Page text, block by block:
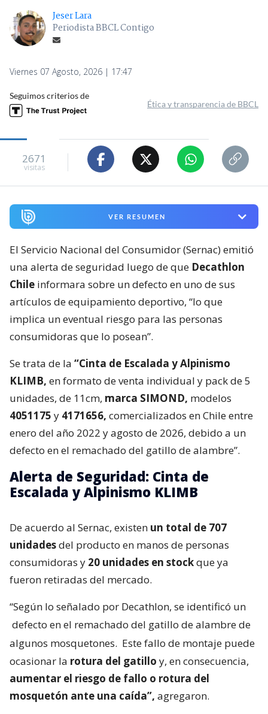
Jeser Lara
Periodista BBCL Contigo
Viernes 07 Agosto, 2026 | 17:47
Seguimos criterios de
Ética y transparencia de BBCL
2671
visitas
VER RESUMEN
El Servicio Nacional del Consumidor (Sernac) emitió
una alerta de seguridad luego de que Decathlon
Chile informara sobre un defecto en uno de sus
artículos de equipamiento deportivo, “lo que
implica un eventual riesgo para las personas
consumidoras que lo posean”.
Se trata de la “Cinta de Escalada y Alpinismo
KLIMB, en formato de venta individual y pack de 5
unidades, de 11cm, marca SIMOND, modelos
4051175 y 4171656, comercializados en Chile entre
enero del año 2022 y agosto de 2026, debido a un
defecto en el remachado del gatillo de alambre”.
Alerta de Seguridad: Cinta de
Escalada y Alpinismo KLIMB
De acuerdo al Sernac, existen un total de 707
unidadesdel producto en manos de personas
consumidoras y 20 unidades en stockque ya
fueron retiradas del mercado.
“Según lo señalado por Decathlon, se identificó un
defecto en el remachado del gatillo de alambre de
algunos mosquetones. Este fallo de montaje puede
ocasionar la rotura del gatillo y, en consecuencia,
aumentar el riesgo de fallo o rotura del
mosquetón ante una caída”, agregaron.